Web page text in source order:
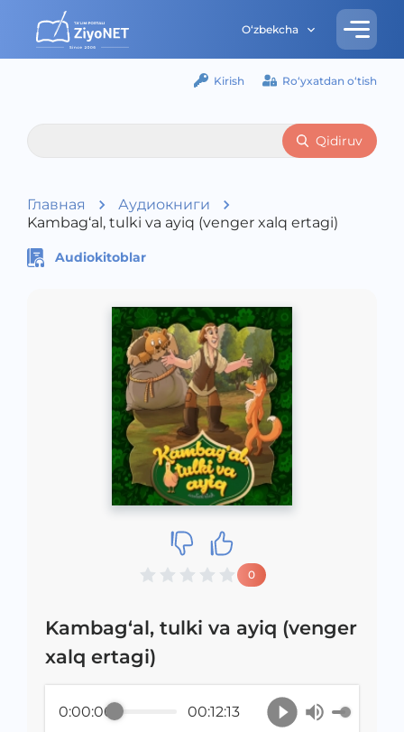
O‘zbekcha
Kirish Ro‘yxatdan o‘tish
Qidiruv
Главная
Аудиокниги
Kambag‘al, tulki va ayiq (venger xalq ertagi)
Audiokitoblar
0
Kambag‘al, tulki va ayiq (venger
xalq ertagi)
0:00:00 00:12:13